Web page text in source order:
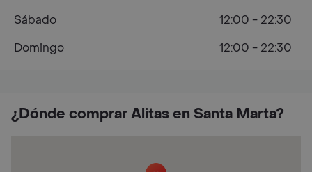
¿Dónde comprar Alitas en Santa Marta?
Sábado
12:00 - 22:30
Domingo
12:00 - 22:30